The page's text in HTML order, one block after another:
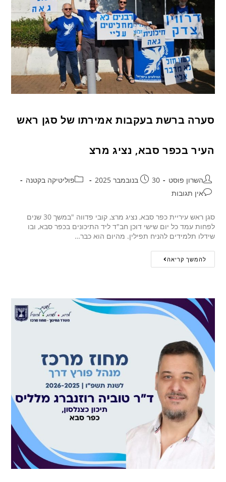
סערה ברשת בעקבות אמירתו של סגן ראש
העיר בכפר סבא, נציג מרצ
השרון פוסט 30 בנובמבר 2025
פוליטיקה בקטנה
אין תגובות
סגן ראש עיריית כפר סבא, נציג מרצ, קובי פדווה "במשך 30 שנים
לפחות עמד כל יום שישי דוכן חב"ד ליד התיכונים בכפר סבא, ובו
שידלו תלמידים להניח תפילין. מהיום הוא כבר…
להמשך קריאה